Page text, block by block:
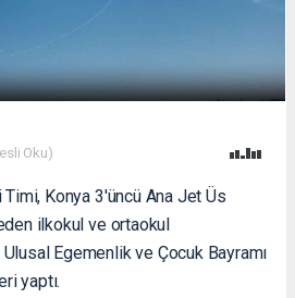
Oku)
Timi, Konya 3'üncü Ana Jet Üs
ilkokul ve ortaokul
Egemenlik ve Çocuk Bayramı
yaptı.